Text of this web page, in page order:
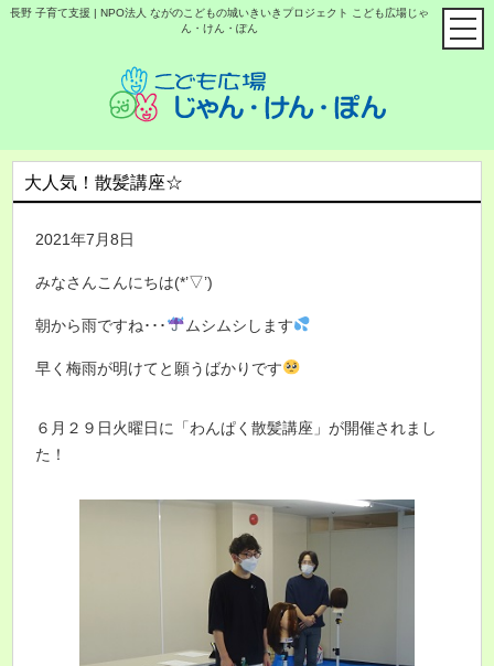
長野 子育て支援 | NPO法人 ながのこどもの城いきいきプロジェクト こども広場じゃ
ん・けん・ぽん
大人気！散髪講座☆
2021年7月8日
みなさんこんにちは(*’▽’)
朝から雨ですね･･･ ムシムシします
早く梅雨が明けてと願うばかりです
６月２９日火曜日に「わんぱく散髪講座」が開催されまし
た！